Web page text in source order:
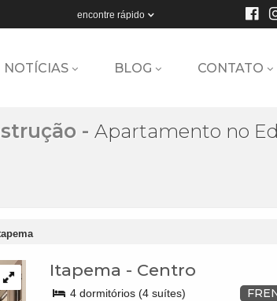
encontre rápido
NOTÍCIAS BLOG CONTATO
- Apartamento no
Itapema - Centro
4 dormitórios (4 suítes)